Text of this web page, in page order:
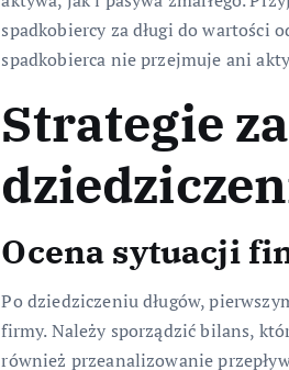
spadkobiercy za długi do wartości
spadkobierca nie przejmuje ani
Strategie
Ocena sytuacji
Po dziedziczeniu długów,
firmy. Należy sporządzić bilans,
również przeanalizowanie